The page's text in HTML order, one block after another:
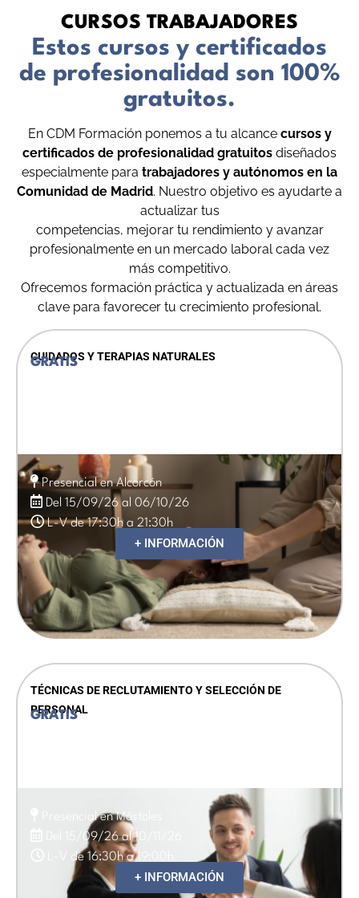
CURSOS TRABAJADORES
Estos cursos y certificados
de profesionalidad son 100%
gratuitos.
En CDM Formación ponemos a tu alcance cursos y
certificados de profesionalidad gratuitos diseñados
especialmente para trabajadores y autónomos en la
Comunidad de Madrid. Nuestro objetivo es ayudarte a
actualizar tus
competencias, mejorar tu rendimiento y avanzar
profesionalmente en un mercado laboral cada vez
más competitivo.
Ofrecemos formación práctica y actualizada en áreas
clave para favorecer tu crecimiento profesional.
CUIDADOS Y TERAPIAS NATURALES
GRATIS
Presencial en Alcorcón
Del 15/09/26 al 06/10/26
L-V de 17:30h a 21:30h
+ INFORMACIÓN
TÉCNICAS DE RECLUTAMIENTO Y SELECCIÓN DE
PERSONAL
GRATIS
Presencial en Móstoles
Del 15/09/26 al 10/11/26
L-V de 16:30h a 19:00h
+ INFORMACIÓN